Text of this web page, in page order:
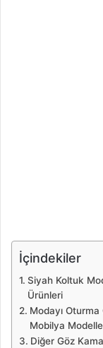
İçindekiler
Siyah Koltuk
Ürünleri
Modayı
Mobilya
Diğer Göz